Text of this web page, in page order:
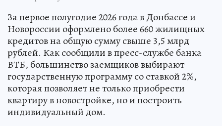
За первое полугодие 2026 года в Донбассе и
Новороссии оформлено более 660 жилищных
кредитов на общую сумму свыше 3,5 млрд
рублей. Как сообщили в пресс-службе банка
ВТБ, большинство заемщиков выбирают
государственную программу со ставкой 2%,
которая позволяет не только приобрести
квартиру в новостройке, но и построить
индивидуальный дом.